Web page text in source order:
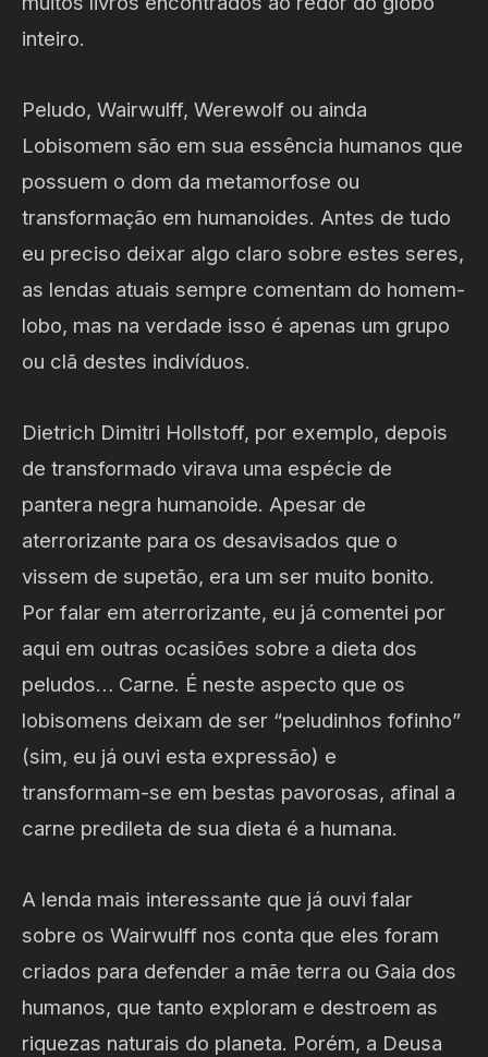
inteiro.
Peludo, Wairwulff, Werewolf ou ainda
Lobisomem são em sua essência humanos que
possuem o dom da metamorfose ou
transformação em humanoides. Antes de tudo
eu preciso deixar algo claro sobre estes seres,
as lendas atuais sempre comentam do homem-
lobo, mas na verdade isso é apenas um grupo
ou clã destes indivíduos.
Dietrich Dimitri Hollstoff, por exemplo, depois
de transformado virava uma espécie de
pantera negra humanoide. Apesar de
aterrorizante para os desavisados que o
vissem de supetão, era um ser muito bonito.
Por falar em aterrorizante, eu já comentei por
aqui em outras ocasiões sobre a dieta dos
peludos… Carne. É neste aspecto que os
lobisomens deixam de ser “peludinhos fofinho”
(sim, eu já ouvi esta expressão) e
transformam-se em bestas pavorosas, afinal a
carne predileta de sua dieta é a humana.
A lenda mais interessante que já ouvi falar
sobre os Wairwulff nos conta que eles foram
criados para defender a mãe terra ou Gaia dos
humanos, que tanto exploram e destroem as
riquezas naturais do planeta. Porém, a Deusa